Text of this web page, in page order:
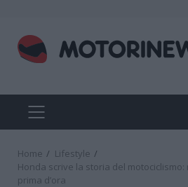
content
PRIMARY
MENU
Home
Lifestyle
Honda scrive la storia del
prima d’ora